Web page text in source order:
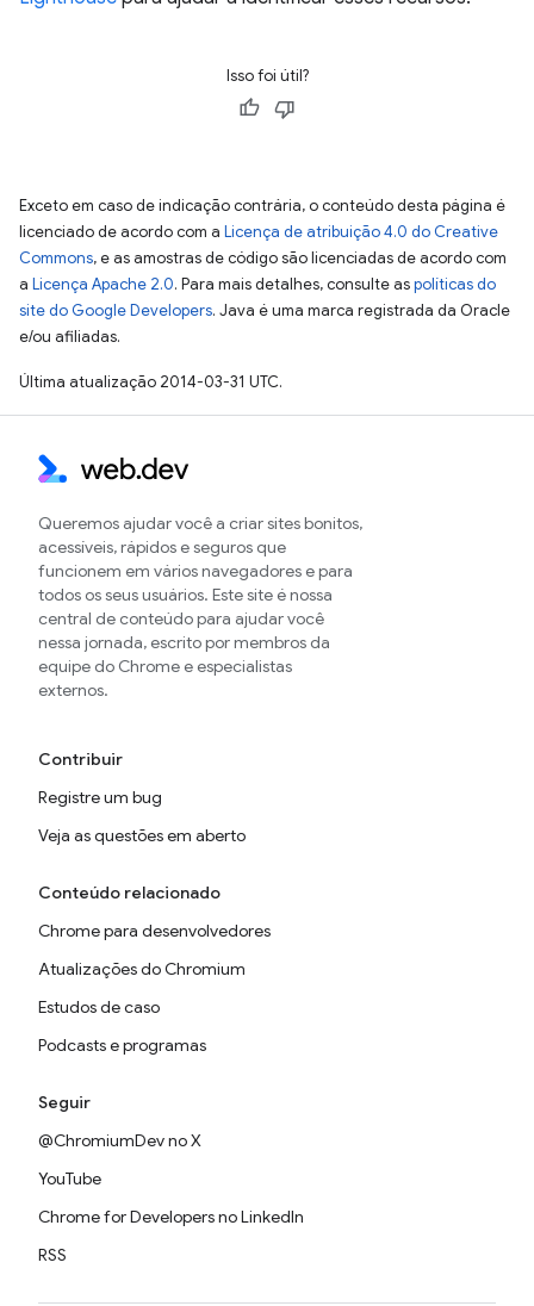
Isso foi útil?
Exceto em caso de indicação contrária, o conteúdo desta página é
licenciado de acordo com a Licença de atribuição 4.0 do Creative
Commons, e as amostras de código são licenciadas de acordo com
a Licença Apache 2.0. Para mais detalhes, consulte aspolíticas do
site do Google Developers. Java é uma marca registrada da Oracle
e/ou afiliadas.
Última atualização 2014-03-31 UTC.
Queremos ajudar você a criar sites bonitos,
acessíveis, rápidos e seguros que
funcionem em vários navegadores e para
todos os seus usuários. Este site é nossa
central de conteúdo para ajudar você
nessa jornada, escrito por membros da
equipe do Chrome e especialistas
externos.
Contribuir
Registre um bug
Veja as questões em aberto
Conteúdo relacionado
Chrome para desenvolvedores
Atualizações do Chromium
Estudos de caso
Podcasts e programas
Seguir
@ChromiumDev no X
YouTube
Chrome for Developers no LinkedIn
RSS